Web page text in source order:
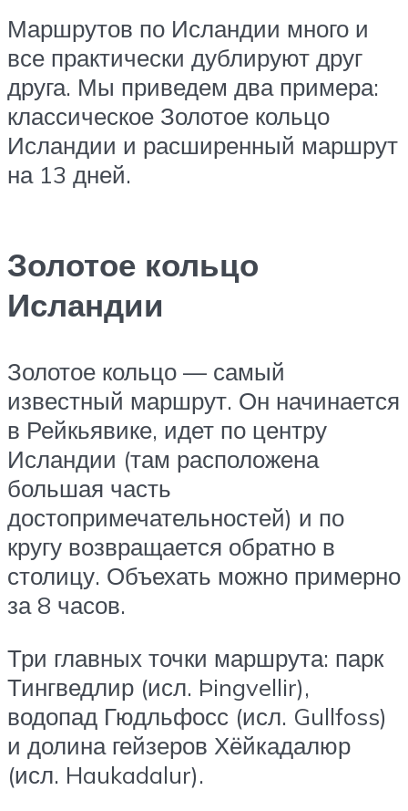
Маршрутов по Исландии много и
все практически дублируют друг
друга. Мы приведем два примера:
классическое Золотое кольцо
Исландии и расширенный маршрут
на 13 дней.
Золотое кольцо
Исландии
Золотое кольцо — самый
известный маршрут. Он начинается
в Рейкьявике, идет по центру
Исландии (там расположена
большая часть
достопримечательностей) и по
кругу возвращается обратно в
столицу. Объехать можно примерно
за 8 часов.
Три главных точки маршрута: парк
Тингведлир (исл. Þingvellir),
водопад Гюдльфосс (исл. Gullfoss)
и долина гейзеров Хёйкадалюр
(исл. Haukadalur).